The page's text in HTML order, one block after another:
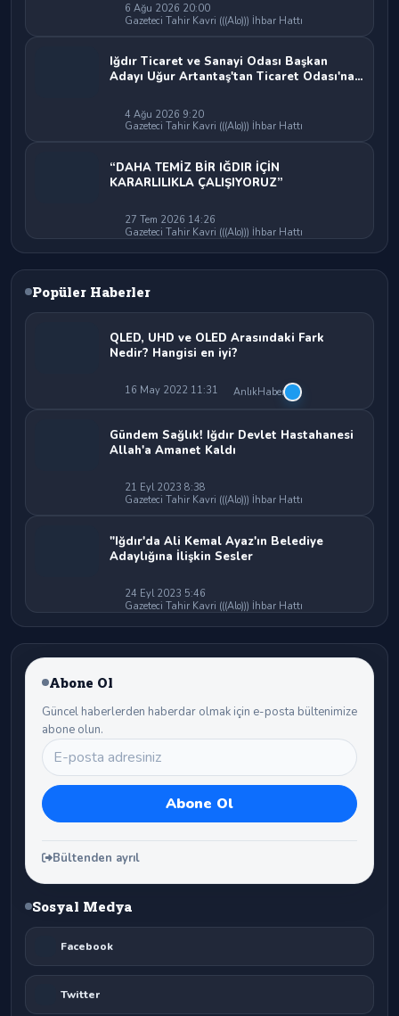
6 Ağu 2026 20:00
Gazeteci Tahir Kavri (((Alo))) İhbar Hattı
Iğdır Ticaret ve Sanayi Odası Başkan
Adayı Uğur Artantaş'tan Ticaret Odası'na
Bırakılamaz"
4 Ağu 2026 9:20
Gazeteci Tahir Kavri (((Alo))) İhbar Hattı
“DAHA TEMİZ BİR IĞDIR İÇİN
KARARLILIKLA ÇALIŞIYORUZ”
27 Tem 2026 14:26
Gazeteci Tahir Kavri (((Alo))) İhbar Hattı
Popüler Haberler
QLED, UHD ve OLED Arasındaki Fark
Nedir? Hangisi en iyi?
16 May 2022 11:31 AnlıkHaber
Gündem Sağlık! Iğdır Devlet Hastahanesi
Allah'a Amanet Kaldı
21 Eyl 2023 8:38
Gazeteci Tahir Kavri (((Alo))) İhbar Hattı
"Iğdır'da Ali Kemal Ayaz'ın Belediye
Adaylığına İlişkin Sesler
24 Eyl 2023 5:46
Gazeteci Tahir Kavri (((Alo))) İhbar Hattı
Abone Ol
Güncel haberlerden haberdar olmak için e-posta bültenimize
abone olun.
Bültenden ayrıl
Sosyal Medya
Facebook
Twitter